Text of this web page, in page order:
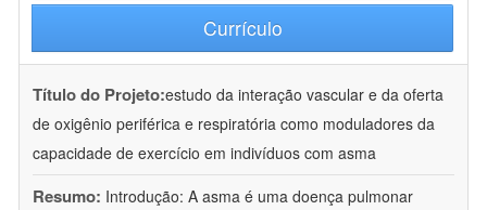
Currículo
Título do Projeto:estudo da interação vascular e da oferta
de oxigênio periférica e respiratória como moduladores da
capacidade de exercício em indivíduos com asma
Resumo: Introdução: A asma é uma doença pulmonar